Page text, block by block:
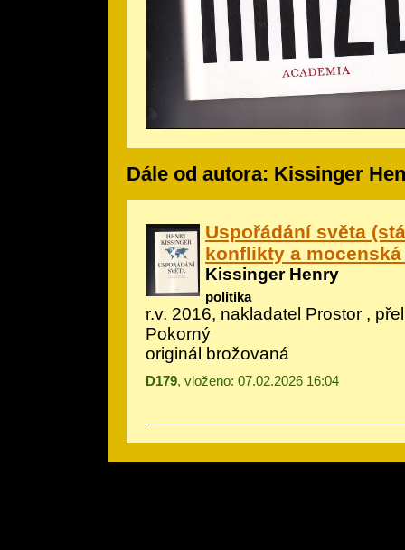
Dále od autora: Kissinger
Uspořádání světa
konflikty a
Kissinger Henry
politika
r.v. 2016, nakladatel Prostor ,
Pokorný
originál brožovaná
D179, vloženo: 07.02.2026 16:04